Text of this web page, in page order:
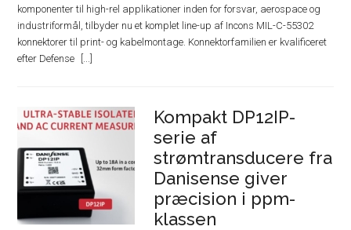
komponenter til high-rel applikationer inden for forsvar, aerospace og
industriformål, tilbyder nu et komplet line-up af Incons MIL-C-55302
konnektorer til print- og kabelmontage. Konnektorfamilien er kvalificeret
efter Defense
Kompakt DP12IP-
serie af
strømtransducere fra
Danisense giver
præcision i ppm-
klassen